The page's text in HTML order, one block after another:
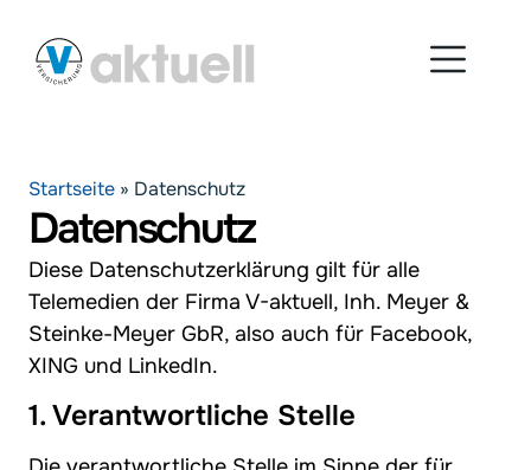
Startseite » Datenschutz
Datenschutz
Diese Datenschutzerklärung gilt für alle
Telemedien der Firma V-aktuell, Inh. Meyer &
Steinke-Meyer GbR, also auch für Facebook,
XING und LinkedIn.
1. Verantwortliche Stelle